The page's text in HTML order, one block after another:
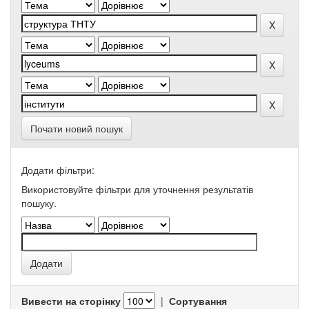
Почати новий пошук
Додати фільтри:
Використовуйте фільтри для уточнення результатів
пошуку.
Вивести на сторінку | Сортування